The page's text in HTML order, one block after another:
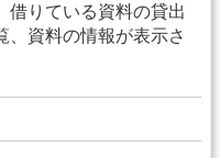
借りている資料の貸出
、資料の情報が表示さ